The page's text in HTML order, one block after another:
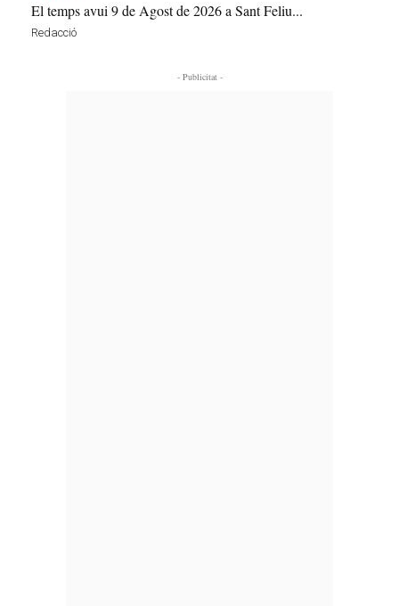
El temps avui 9 de Agost de 2026 a Sant Feliu...
Redacció
- Publicitat -